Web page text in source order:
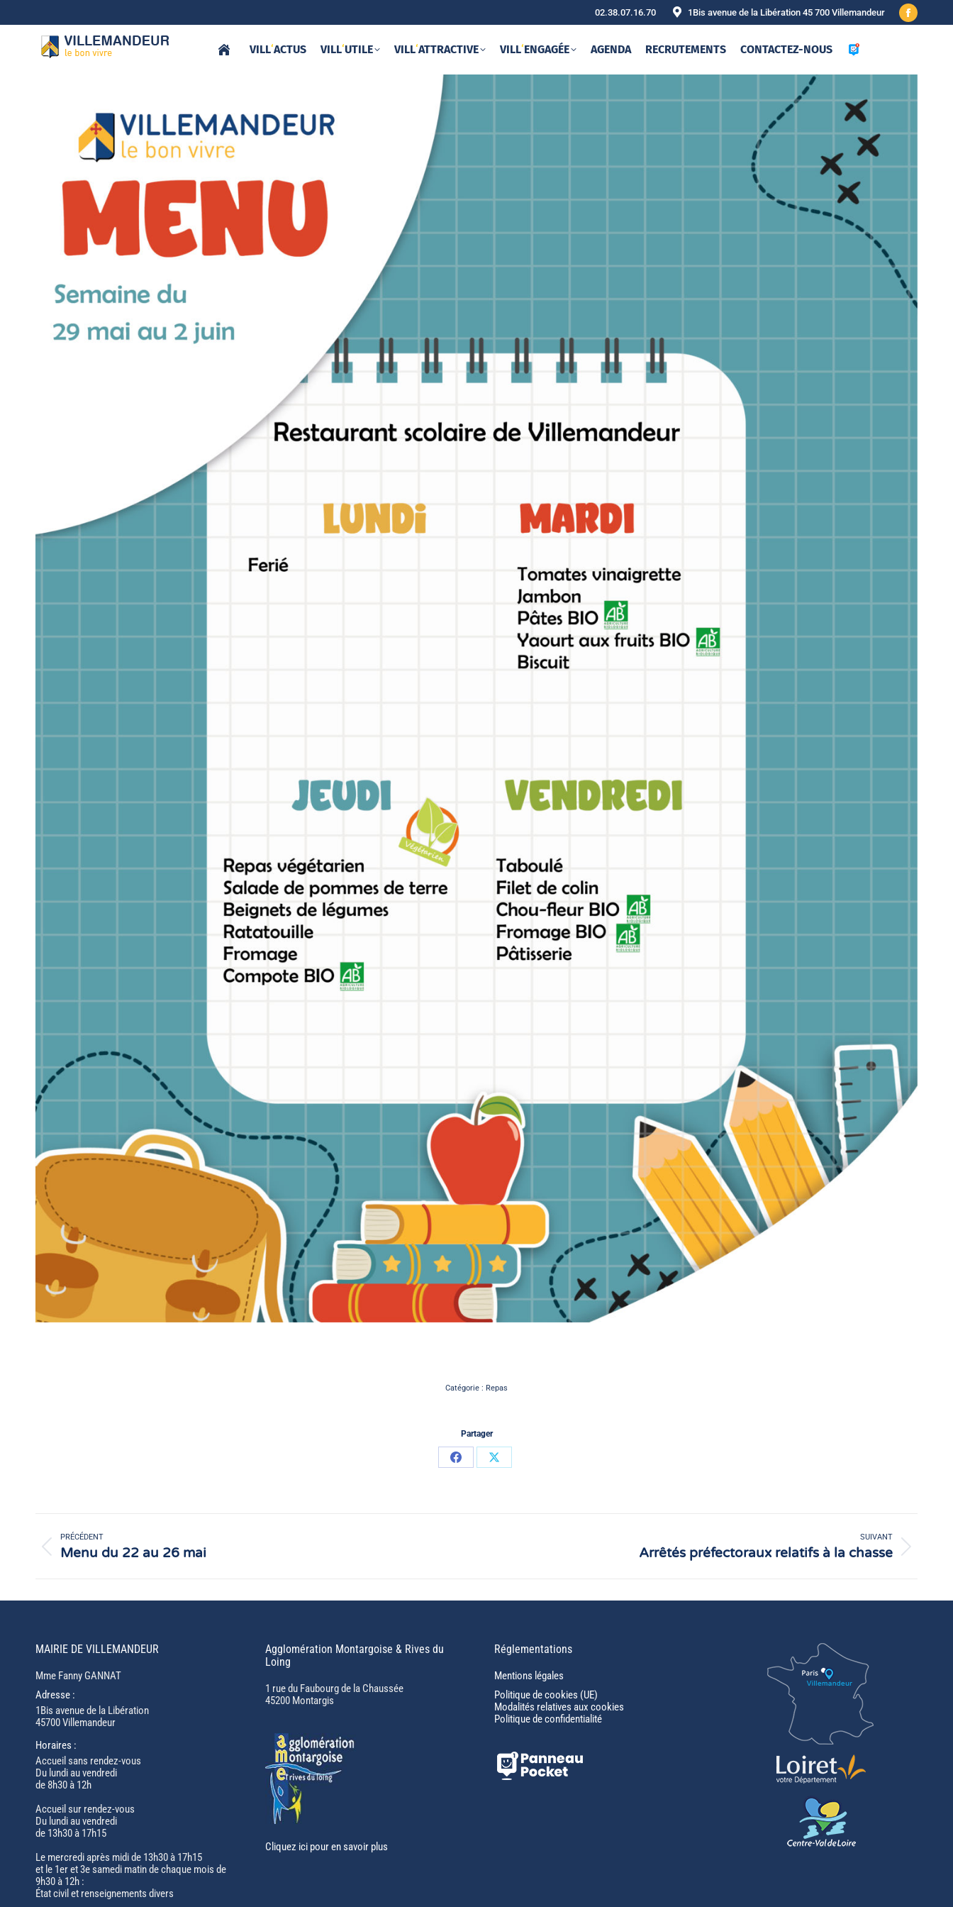
02.38.07.16.70 1Bis avenue de la Libération 45 700 Villemandeur
Facebook
in
VILL‘ACTUS VILL‘UTILE VILL‘ATTRACTIVE VILL‘ENGAGÉE AGENDA RECRUTEMENTS CONTACTEZ-NOUS
Catégorie : Repas
Partager
PartagerPartager
articlePRÉCÉDENT
Article
Menu du 22 au 26 mai
SUIVANT
Arrêtés préfectoraux relatifs à la chasse
MAIRIE DE VILLEMANDEUR
Mme Fanny GANNAT
Adresse :
1Bis avenue de la Libération
45700 Villemandeur
Horaires :
Accueil sans rendez-vous
Du lundi au vendredi
de 8h30 à 12h
Accueil sur rendez-vous
Du lundi au vendredi
de 13h30 à 17h15
Le mercredi après midi de 13h30 à 17h15
et le 1er et 3e samedi matin de chaque mois de
9h30 à 12h :
État civil et renseignements divers
Agglomération Montargoise & Rives du
Loing
1 rue du Faubourg de la Chaussée
45200 Montargis
Cliquez ici pour en savoir plus
Réglementations
Mentions légales
Politique de cookies (UE)
Modalités relatives aux cookies
Politique de confidentialité